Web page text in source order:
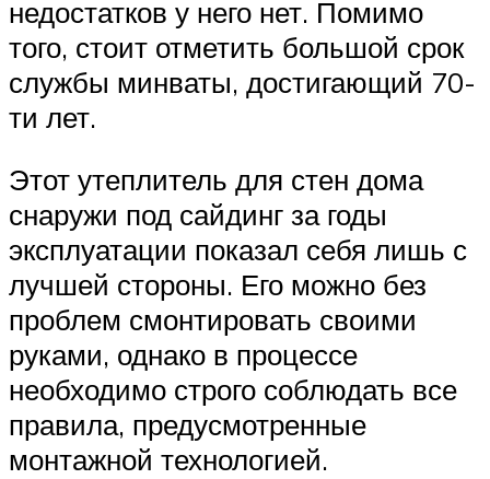
недостатков у него нет. Помимо
того, стоит отметить большой срок
службы минваты, достигающий 70-
ти лет.
Этот утеплитель для стен дома
снаружи под сайдинг за годы
эксплуатации показал себя лишь с
лучшей стороны. Его можно без
проблем смонтировать своими
руками, однако в процессе
необходимо строго соблюдать все
правила, предусмотренные
монтажной технологией.